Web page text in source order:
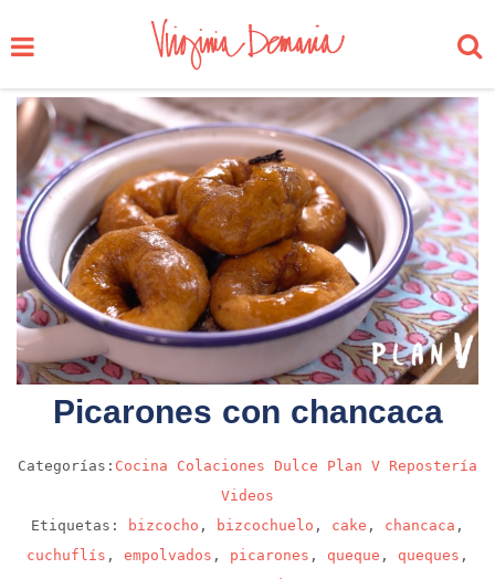
Picarones con chancaca
Categorías: Cocina Colaciones Dulce Plan V Repostería
Videos
Etiquetas:
bizcocho , bizcochuelo , cake , chancaca ,
cuchuflís , empolvados , picarones , queque , queques ,